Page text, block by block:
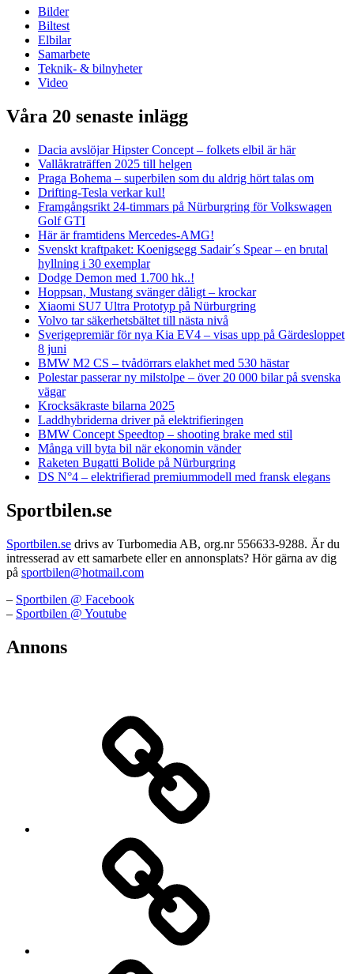
Bilder
Biltest
Elbilar
Samarbete
Teknik- & bilnyheter
Video
Våra 20 senaste inlägg
Dacia avslöjar Hipster Concept – folkets elbil är här
Vallåkraträffen 2025 till helgen
Praga Bohema – superbilen som du aldrig hört talas om
Drifting-Tesla verkar kul!
Framgångsrikt 24-timmars på Nürburgring för Volkswagen
Golf GTI
Här är framtidens Mercedes-AMG!
Svenskt kraftpaket: Koenigsegg Sadair´s Spear – en brutal
hyllning i 30 exemplar
Dodge Demon med 1.700 hk..!
Hoppsan, Mustang svänger dåligt – krockar
Xiaomi SU7 Ultra Prototyp på Nürburgring
Volvo tar säkerhetsbältet till nästa nivå
Sverigepremiär för nya Kia EV4 – visas upp på Gärdesloppet
8 juni
BMW M2 CS – tvådörrars elakhet med 530 hästar
Polestar passerar ny milstolpe – över 20 000 bilar på svenska
vägar
Krocksäkraste bilarna 2025
Laddhybriderna driver på elektrifieringen
BMW Concept Speedtop – shooting brake med stil
Många vill byta bil när ekonomin vänder
Raketen Bugatti Bolide på Nürburgring
DS N°4 – elektrifierad premiummodell med fransk elegans
Sportbilen.se
Sportbilen.se drivs av Turbomedia AB, org.nr 556633-9288. Är du
intresserad av ett samarbete eller en annonsplats? Hör gärna av dig
på sportbilen@hotmail.com
– Sportbilen @ Facebook
– Sportbilen @ Youtube
Annons